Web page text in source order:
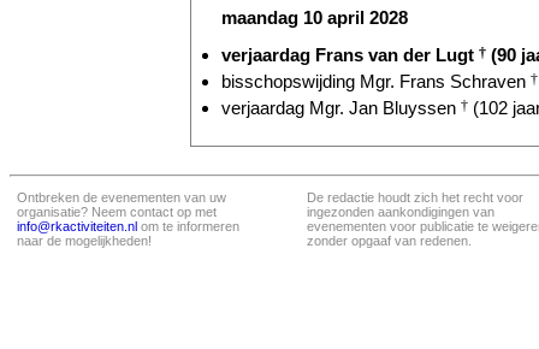
maandag 10 april 2028
verjaardag Frans van der Lugt † (90
bisschopswijding Mgr. Frans Schraven †
verjaardag Mgr. Jan Bluyssen † (102
Ontbreken de evenementen van uw
organisatie? Neem contact op met
info@rkactiviteiten.nl om te informeren
naar de mogelijkheden!
De redactie houdt zich het recht voor
ingezonden aankondigingen van
evenementen voor publicatie te
zonder opgaaf van redenen.